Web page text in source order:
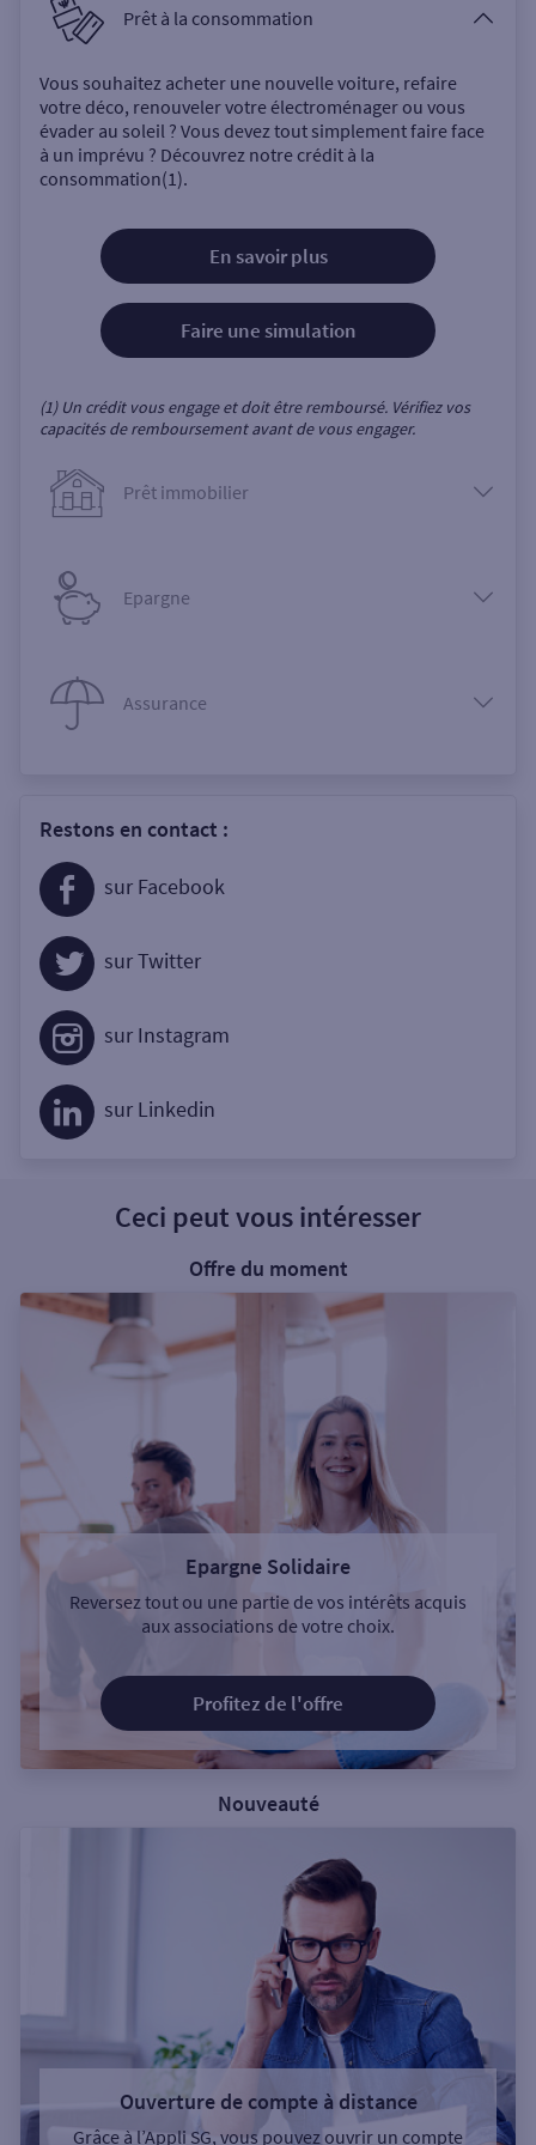
Prêt à la consommation
Vous souhaitez acheter une nouvelle voiture, refaire
votre déco, renouveler votre électroménager ou vous
évader au soleil ? Vous devez tout simplement faire face
à un imprévu ? Découvrez notre crédit à la
consommation(1).
En savoir plus
Faire une simulation
(1) Un crédit vous engage et doit être remboursé. Vérifiez vos
capacités de remboursement avant de vous engager.
Prêt immobilier
Epargne
Assurance
Restons en contact :
sur Facebook
sur Twitter
sur Instagram
sur Linkedin
Ceci peut vous intéresser
Offre du moment
Epargne Solidaire
Reversez tout ou une partie de vos intérêts acquis
aux associations de votre choix.
Profitez de l'offre
Nouveauté
Ouverture de compte à distance
Grâce à l’Appli SG, vous pouvez ouvrir un compte